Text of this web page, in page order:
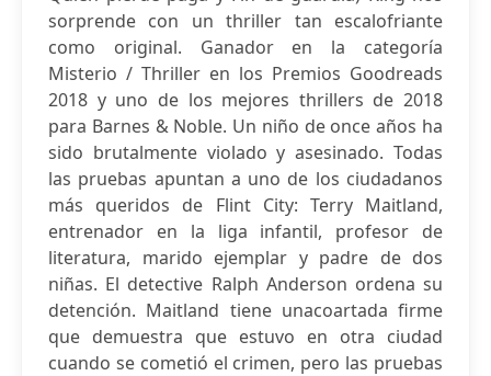
sorprende con un thriller tan escalofriante
como original. Ganador en la categoría
Misterio / Thriller en los Premios Goodreads
2018 y uno de los mejores thrillers de 2018
para Barnes & Noble. Un niño de once años ha
sido brutalmente violado y asesinado. Todas
las pruebas apuntan a uno de los ciudadanos
más queridos de Flint City: Terry Maitland,
entrenador en la liga infantil, profesor de
literatura, marido ejemplar y padre de dos
niñas. El detective Ralph Anderson ordena su
detención. Maitland tiene unacoartada firme
que demuestra que estuvo en otra ciudad
cuando se cometió el crimen, pero las pruebas